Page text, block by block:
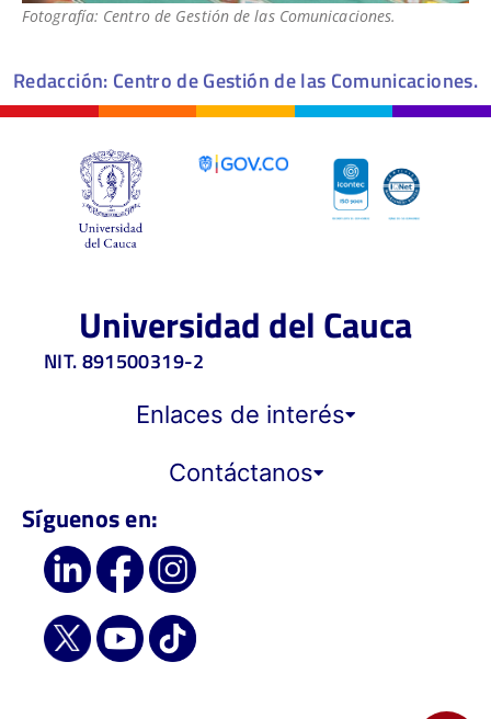
Fotografía: Centro de Gestión de las Comunicaciones.
Redacción: Centro de Gestión de las Comunicaciones.
Universidad del Cauca
NIT. 891500319-2
Enlaces de interés
Contáctanos
Síguenos en: